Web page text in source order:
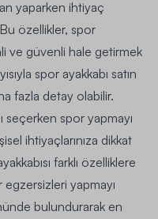
yaparken ihtiyaç
özellikler, spor
ve güvenli hale getirmek
spor ayakkabı satın
fazla detay olabilir.
seçerken spor yapmayı
ihtiyaçlarınıza dikkat
farklı özelliklere
yapmayı
bulundurarak en